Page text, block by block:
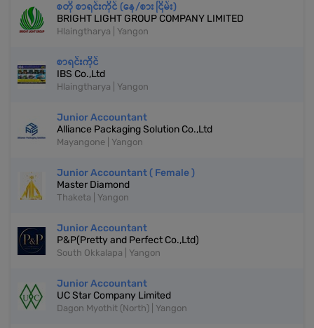
စတို စာရင်းကိုင် (နေ/စား ငြိမ်း)
BRIGHT LIGHT GROUP COMPANY LIMITED
Hlaingtharya | Yangon
စာရင်းကိုင်
IBS Co.,Ltd
Hlaingtharya | Yangon
Junior Accountant
Alliance Packaging Solution Co.,Ltd
Mayangone | Yangon
Junior Accountant ( Female )
Master Diamond
Thaketa | Yangon
Junior Accountant
P&P(Pretty and Perfect Co.,Ltd)
South Okkalapa | Yangon
Junior Accountant
UC Star Company Limited
Dagon Myothit (North) | Yangon